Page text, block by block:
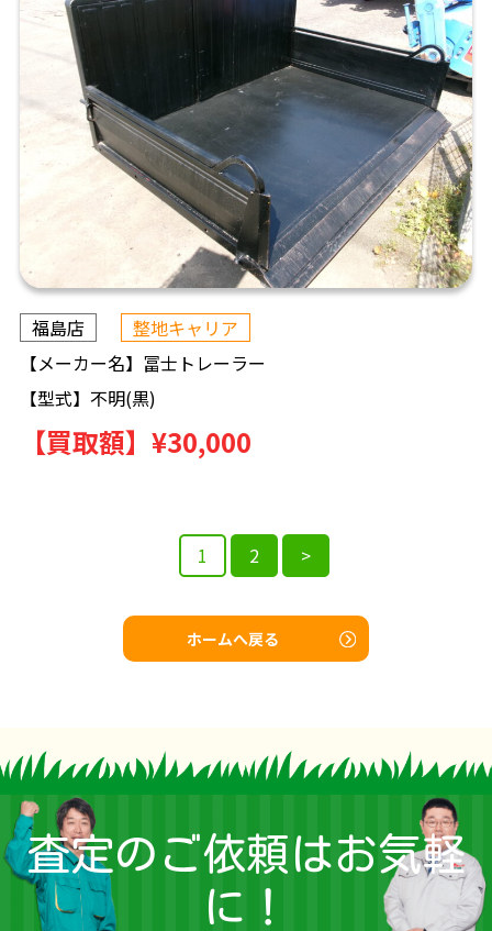
福島店
整地キャリア
【メーカー名】 冨士トレーラー
【型式】 不明(黒)
【買取額】 ¥30,000
ジ
送
り
1 2 >
ホームへ戻る
査定のご依頼はお気軽
に！